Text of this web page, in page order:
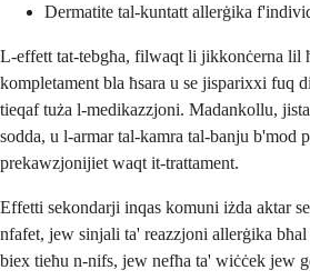
Dermatite tal-kuntatt allerġika
L-effett tat-tebgħa, filwaqt li jikkonċerna lil
kompletament bla ħsara u se jisparixxi fuq
tieqaf tuża l-medikazzjoni. Madankollu,
sodda, u l-armar tal-kamra tal-banju b'mod
prekawzjonijiet waqt it-trattament.
Effetti sekondarji inqas komuni iżda aktar
nfafet, jew sinjali ta' reazzjoni allerġika
biex tieħu n-nifs, jew nefħa ta' wiċċek jew